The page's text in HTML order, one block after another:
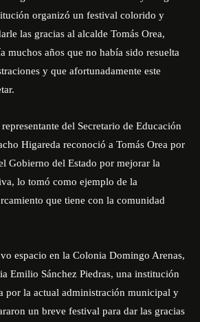
organizó un festival colorido y
las gracias al alcalde Tomás Orea,
muchos años que no había sido resuelta
y que afortunadamente este
del Secretario de Educación
Higareda reconoció a Tomás Orea por
Gobierno del Estado por mejorar la
lo tomó como ejemplo de la
que tiene con la comunidad
espacio en la Colonia Domingo Arenas,
Emilio Sánchez Piedras, una institución
por la actual administración municipal y
un breve festival para dar las gracias